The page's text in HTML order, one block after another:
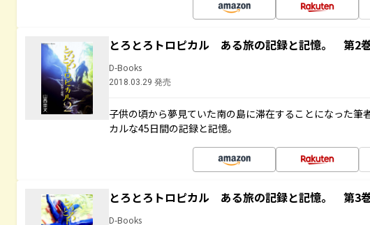
とろとろトロピカル ある旅の記録と記憶。 第2
D-Books
2018.03.29 発売
子供の頃から夢見ていた南の島に滞在することになった筆
カルな45日間の記録と記憶。
とろとろトロピカル ある旅の記録と記憶。 第3
D-Books